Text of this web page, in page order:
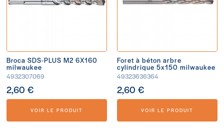
Broca SDS-PLUS M2 6X160
milwaukee
4932307069
2,60 €
VOIR LE PRODUIT
Foret à béton arbre
cylindrique 5x150 milwaukee
49323636364
2,60 €
VOIR LE PRODUIT